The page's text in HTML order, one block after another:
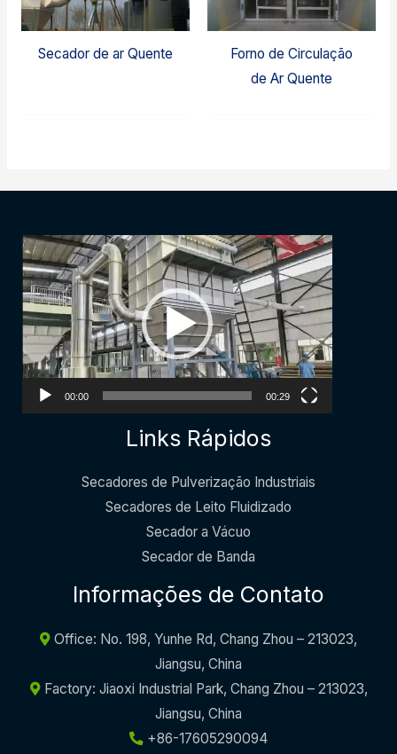
Secador de ar Quente
Forno de Circulação
de Ar Quente
Video
Player
00:00 00:29
Links Rápidos
Secadores de Pulverização Industriais
Secadores de Leito Fluidizado
Secador a Vácuo
Secador de Banda
Informações de Contato
Office: No. 198, Yunhe Rd, Chang Zhou – 213023,
Jiangsu, China
Factory: Jiaoxi Industrial Park, Chang Zhou – 213023,
Jiangsu, China
+86-17605290094